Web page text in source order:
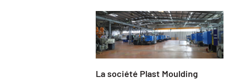
La société Plast Moulding